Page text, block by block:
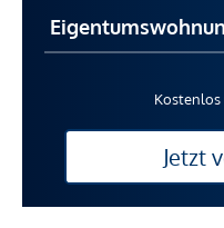
Jetzt